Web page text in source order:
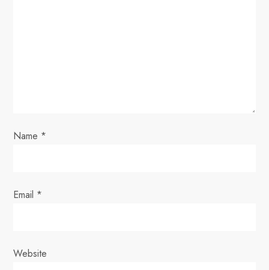
n
Name *
Email *
Website